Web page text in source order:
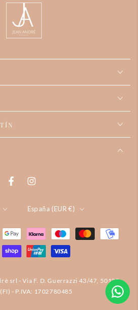
FacebookInstagram
srl - Via F. D. Guerrazzi 43/47, 50132
- P.IVA: 1702780485
España (EUR €)